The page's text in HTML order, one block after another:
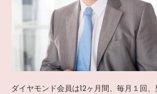
ダイヤモンド会員は12ヶ月間、毎月１回